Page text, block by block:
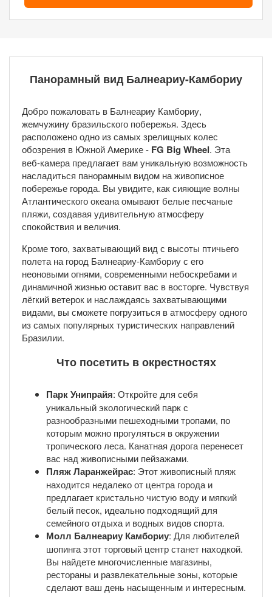
Панорамный вид Балнеариу-Камбориу
Добро пожаловать в Балнеариу Камбориу,
жемчужину бразильского побережья. Здесь
расположено одно из самых зрелищных колес
обозрения в Южной Америке - FG Big Wheel. Эта
веб-камера предлагает вам уникальную возможность
насладиться панорамным видом на живописное
побережье города. Вы увидите, как сияющие волны
Атлантического океана омывают белые песчаные
пляжи, создавая удивительную атмосферу
спокойствия и величия.
Кроме того, захватывающий вид с высоты птичьего
полета на город Балнеариу-Камбориу с его
неоновыми огнями, современными небоскребами и
динамичной жизнью оставит вас в восторге. Чувствуя
лёгкий ветерок и наслаждаясь захватывающими
видами, вы сможете погрузиться в атмосферу одного
из самых популярных туристических направлений
Бразилии.
Что посетить в окрестностях
Парк Унипрайя: Откройте для себя
уникальный экологический парк с
разнообразными пешеходными тропами, по
которым можно прогуляться в окружении
тропического леса. Канатная дорога перенесет
вас над живописными пейзажами.
Пляж Ларанжейрас: Этот живописный пляж
находится недалеко от центра города и
предлагает кристально чистую воду и мягкий
белый песок, идеально подходящий для
семейного отдыха и водных видов спорта.
Молл Балнеариу Камбориу: Для любителей
шопинга этот торговый центр станет находкой.
Вы найдете многочисленные магазины,
рестораны и развлекательные зоны, которые
сделают ваш день насыщенным и интересным.